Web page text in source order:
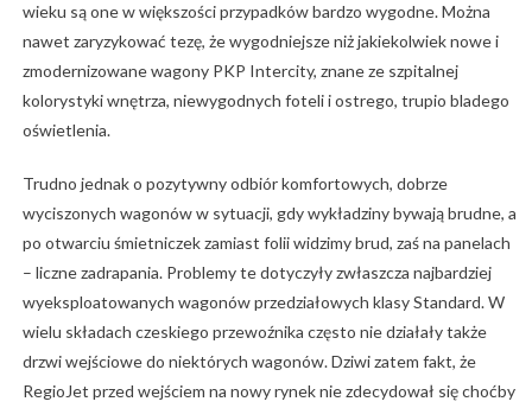
wieku są one w większości przypadków bardzo wygodne. Można
nawet zaryzykować tezę, że wygodniejsze niż jakiekolwiek nowe i
zmodernizowane wagony PKP Intercity, znane ze szpitalnej
kolorystyki wnętrza, niewygodnych foteli i ostrego, trupio bladego
oświetlenia.
Trudno jednak o pozytywny odbiór komfortowych, dobrze
wyciszonych wagonów w sytuacji, gdy wykładziny bywają brudne, a
po otwarciu śmietniczek zamiast folii widzimy brud, zaś na panelach
– liczne zadrapania. Problemy te dotyczyły zwłaszcza najbardziej
wyeksploatowanych wagonów przedziałowych klasy Standard. W
wielu składach czeskiego przewoźnika często nie działały także
drzwi wejściowe do niektórych wagonów. Dziwi zatem fakt, że
RegioJet przed wejściem na nowy rynek nie zdecydował się choćby